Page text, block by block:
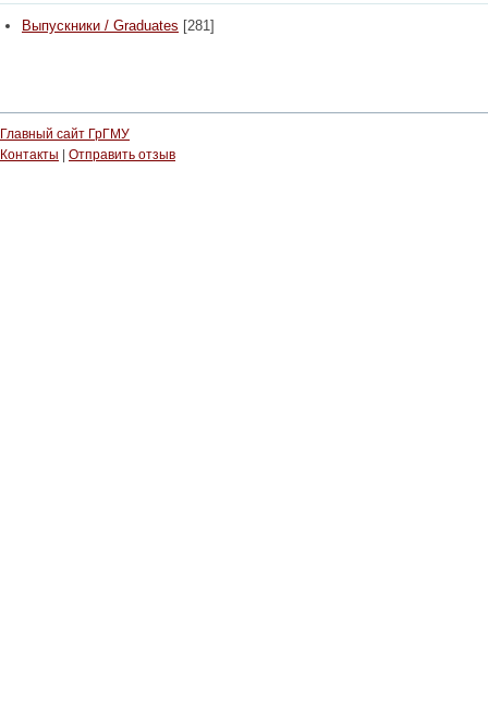
Выпускники / Graduates [281]
Главный сайт ГрГМУ
Контакты
Отправить отзыв